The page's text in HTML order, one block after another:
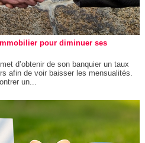
pour diminuer ses
d’obtenir de son banquier un taux
afin de voir baisser les mensualités.
un...